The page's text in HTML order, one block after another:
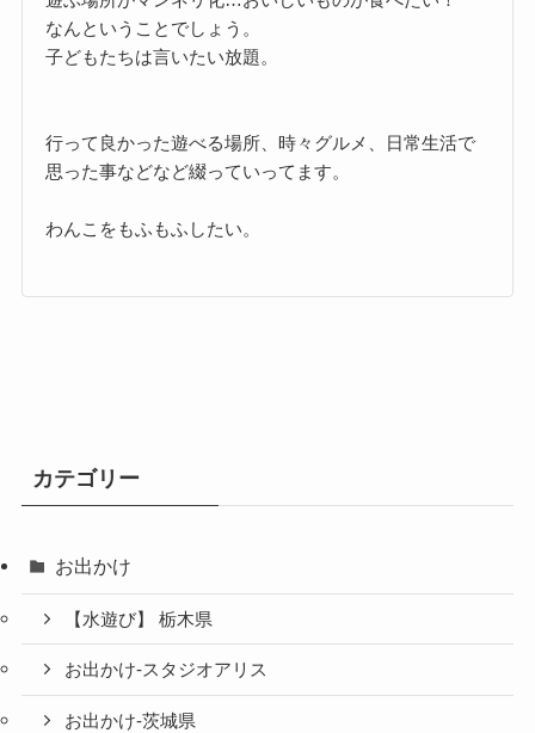
なんということでしょう。
子どもたちは言いたい放題。
行って良かった遊べる場所、時々グルメ、日常生活で
思った事などなど綴っていってます。
わんこをもふもふしたい。
カテゴリー
お出かけ
【水遊び】 栃木県
お出かけ-スタジオアリス
お出かけ-茨城県